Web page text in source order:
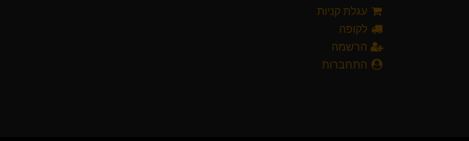
עגלת קניות
לקופה
הרשמה
התחברות